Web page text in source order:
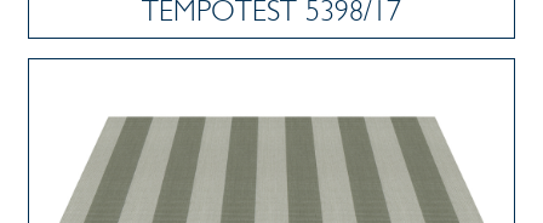
TEMPOTEST 5398/17